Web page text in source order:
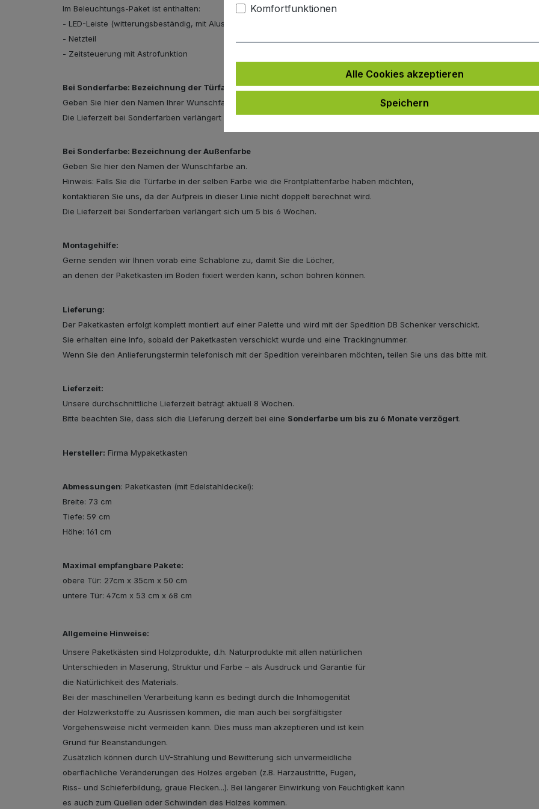
Im Beleuchtungs-Paket ist enthalten:
- LED-Leiste (witterungsbeständig, mit Aluschiene und satinierter Abdeckung)
- Netzteil
- Zeitsteuerung mit Astrofunktion
Bei Sonderfarbe: Bezeichnung der Türfarbe
Geben Sie hier den Namen Ihrer Wunschfarbe an.
Die Lieferzeit bei Sonderfarben verlängert sich um 5 bis 6 Wochen.
Bei Sonderfarbe: Bezeichnung der Außenfarbe
Geben Sie hier den Namen der Wunschfarbe an.
Hinweis: Falls Sie die Türfarbe in der selben Farbe wie die Frontplattenfarbe haben möchten,
kontaktieren Sie uns, da der Aufpreis in dieser Linie nicht doppelt berechnet wird.
Die Lieferzeit bei Sonderfarben verlängert sich um 5 bis 6 Wochen.
Montagehilfe:
Gerne senden wir Ihnen vorab eine Schablone zu, damit Sie die Löcher,
an denen der Paketkasten im Boden fixiert werden kann, schon bohren können.
Lieferung:
Der Paketkasten erfolgt komplett montiert auf einer Palette und wird mit der Spedition DB Schenker verschickt.
Sie erhalten eine Info, sobald der Paketkasten verschickt wurde und eine Trackingnummer.
Wenn Sie den Anlieferungstermin telefonisch mit der Spedition vereinbaren möchten, teilen Sie uns das bitte mit.
Lieferzeit:
Unsere durchschnittliche Lieferzeit beträgt aktuell 8 Wochen.
Bitte beachten Sie, dass sich die Lieferung derzeit bei eine Sonderfarbe um bis zu 6 Monate verzögert.
Hersteller: Firma Mypaketkasten
Abmessungen: Paketkasten (mit Edelstahldeckel):
Breite: 73 cm
Tiefe: 59 cm
Höhe: 161 cm
Maximal empfangbare Pakete:
obere Tür: 27cm x 35cm x 50 cm
untere Tür: 47cm x 53 cm x 68 cm
Allgemeine Hinweise:
Unsere Paketkästen sind Holzprodukte, d.h. Naturprodukte mit allen natürlichen
Unterschieden in Maserung, Struktur und Farbe – als Ausdruck und Garantie für
die Natürlichkeit des Materials.
Bei der maschinellen Verarbeitung kann es bedingt durch die Inhomogenität
der Holzwerkstoffe zu Ausrissen kommen, die man auch bei sorgfältigster
Vorgehensweise nicht vermeiden kann. Dies muss man akzeptieren und ist kein
Grund für Beanstandungen.
Zusätzlich können durch UV-Strahlung und Bewitterung sich unvermeidliche
oberflächliche Veränderungen des Holzes ergeben (z.B. Harzaustritte, Fugen,
Riss- und Schieferbildung, graue Flecken...). Bei längerer Einwirkung von Feuchtigkeit kann
es auch zum Quellen oder Schwinden des Holzes kommen.
Komfortfunktionen
Alle Cookies akzeptieren
Speichern